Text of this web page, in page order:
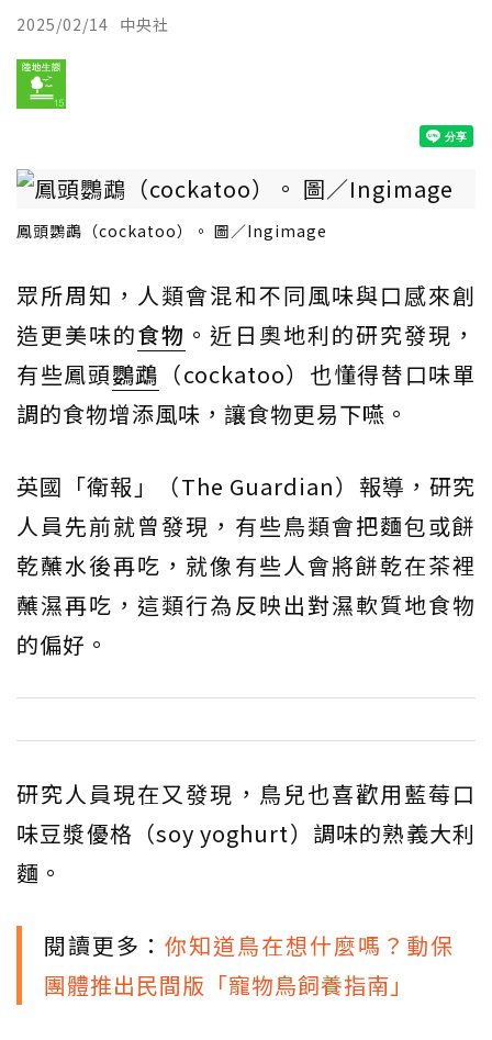
2025/02/14 中央社
鳳頭鸚鵡（cockatoo）。 圖／Ingimage
眾所周知，人類會混和不同風味與口感來創
造更美味的食物 。近日奧地利的研究發現，
有些鳳頭鸚鵡 （cockatoo）也懂得替口味單
調的食物增添風味，讓食物更易下嚥。
英國「衛報」（The Guardian）報導，研究
人員先前就曾發現，有些鳥類會把麵包或餅
乾蘸水後再吃，就像有些人會將餅乾在茶裡
蘸濕再吃，這類行為反映出對濕軟質地食物
的偏好。
研究人員現在又發現，鳥兒也喜歡用藍莓口
味豆漿優格（soy yoghurt）調味的熟義大利
麵。
閱讀更多： 你知道鳥在想什麼嗎？動保
團體推出民間版「寵物鳥飼養指南」